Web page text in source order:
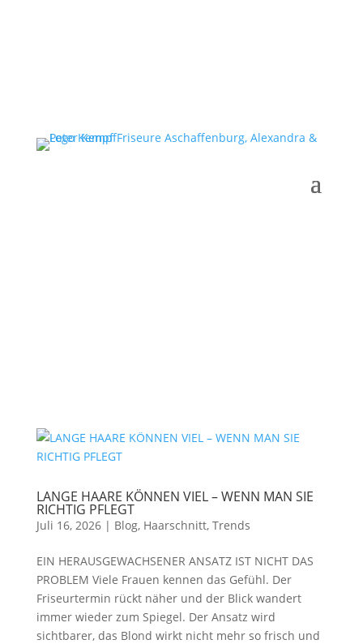
LANGE HAARE KÖNNEN VIEL – WENN MAN SIE
RICHTIG PFLEGT
Juli 16, 2026| Blog, Haarschnitt, Trends
EIN HERAUSGEWACHSENER ANSATZ IST NICHT DAS
PROBLEM Viele Frauen kennen das Gefühl. Der
Friseurtermin rückt näher und der Blick wandert
immer wieder zum Spiegel. Der Ansatz wird
sichtbarer, das Blond wirkt nicht mehr so frisch und